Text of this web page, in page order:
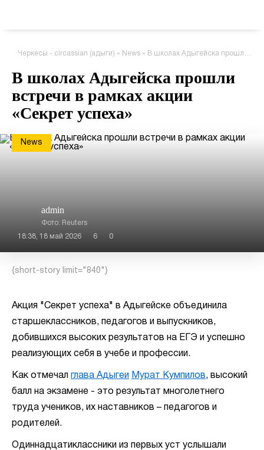
Черкесы - circassian (адыги) » News » В школах Адыгейска прошли встречи в рамках акции «Секрет успеха»
В школах Адыгейска прошли
встречи в рамках акции
«Секрет успеха»
News
admin
Фото: Reuters
18:38, 18 май 2026 6 0
{short-story limit="840"}
Акция "Секрет успеха" в Адыгейске объединила
старшеклассников, педагогов и выпускников,
добившихся высоких результатов на ЕГЭ и успешно
реализующих себя в учебе и профессии.
Как отмечал глава Адыгеи Мурат Кумпилов, высокий
балл на экзамене - это результат многолетнего
труда учеников, их наставников – педагогов и
родителей.
Одиннадцатиклассники из первых уст услышали